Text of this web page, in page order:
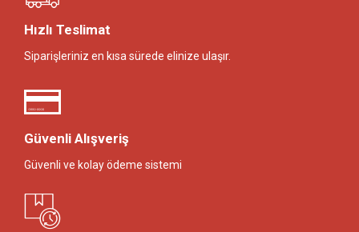
Hızlı Teslimat
Siparişleriniz en kısa sürede elinize ulaşır.
Güvenli Alışveriş
Güvenli ve kolay ödeme sistemi